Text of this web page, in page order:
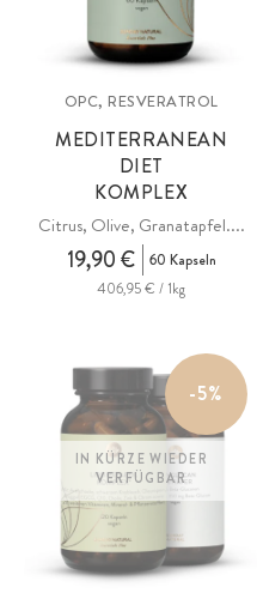
OPC, RESVERATROL
MEDITERRANEAN
DIET
KOMPLEX
Citrus, Olive, Granatapfel....
19,90 €
60 Kapseln
406,95 € / 1kg
-5%
IN KÜRZE WIEDER
VERFÜGBAR